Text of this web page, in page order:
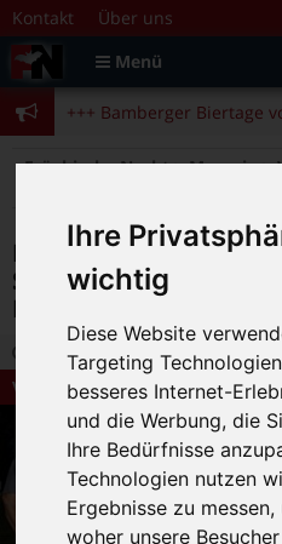
Ihre
wichtig
Diese Website
Targeting
besseres Internet-
und die Werbung, die
Ihre Bedürfnisse
Technologien nutzen
Ergebnisse zu
woher unsere
Zum Inhalt springen
Kontakt Über uns
Menü
+++ Bamberger Biertage
+++ Blues- und
+++ Bamberger Biertage
+++ Blues- und
Fränkische Nacht>Magazin>
Festbier, Frohsinn &
Schammelsdorfer
Mai 2024
14.05.2024 16:55 FN-
Veranstaltungstipps